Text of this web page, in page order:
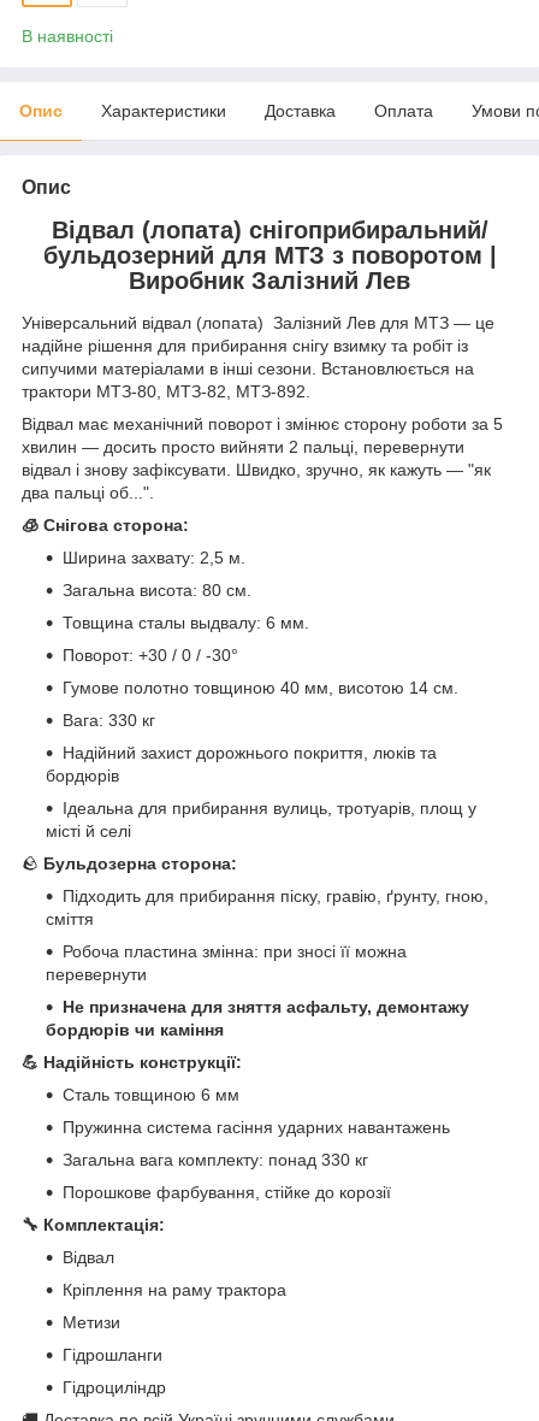
В наявності
Опис Характеристики Доставка Оплата Умови
Опис
Відвал (лопата) снігоприбиральний/
бульдозерний для МТЗ з поворотом |
Виробник Залізний Лев
Універсальний відвал (лопата) Залізний Лев для МТЗ — це
надійне рішення для прибирання снігу взимку та робіт із
сипучими матеріалами в інші сезони. Встановлюється на
трактори МТЗ-80, МТЗ-82, МТЗ-892.
Відвал має механічний поворот і змінює сторону роботи за 5
хвилин — досить просто вийняти 2 пальці, перевернути
відвал і знову зафіксувати. Швидко, зручно, як кажуть — "як
два пальці об...".
🧊 Снігова сторона:
Ширина захвату: 2,5 м.
Загальна висота: 80 см.
Товщина сталы выдвалу: 6 мм.
Поворот: +30 / 0 / -30°
Гумове полотно товщиною 40 мм, висотою 14 см.
Вага: 330 кг
Надійний захист дорожнього покриття, люків та
бордюрів
Ідеальна для прибирання вулиць, тротуарів, площ у
місті й селі
🪨 Бульдозерна сторона:
Підходить для прибирання піску, гравію, ґрунту, гною,
сміття
Робоча пластина змінна: при зносі її можна
перевернути
Не призначена для зняття асфальту, демонтажу
бордюрів чи каміння
💪 Надійність конструкції:
Сталь товщиною 6 мм
Пружинна система гасіння ударних навантажень
Загальна вага комплекту: понад 330 кг
Порошкове фарбування, стійке до корозії
🔧 Комплектація:
Відвал
Кріплення на раму трактора
Метизи
Гідрошланги
Гідроциліндр